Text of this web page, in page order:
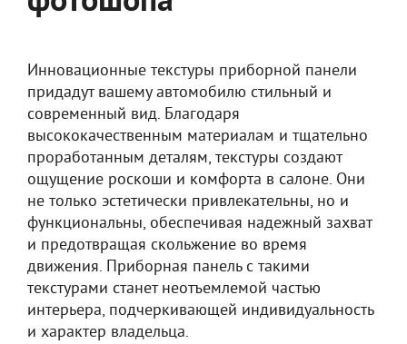
Инновационные текстуры приборной панели
придадут вашему автомобилю стильный и
современный вид. Благодаря
высококачественным материалам и тщательно
проработанным деталям, текстуры создают
ощущение роскоши и комфорта в салоне. Они
не только эстетически привлекательны, но и
функциональны, обеспечивая надежный захват
и предотвращая скольжение во время
движения. Приборная панель с такими
текстурами станет неотъемлемой частью
интерьера, подчеркивающей индивидуальность
и характер владельца.